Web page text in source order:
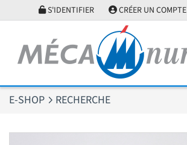
S'IDENTIFIER CRÉER UN COMPTE
E-SHOP RECHERCHE
Panneau de gestion des cookies